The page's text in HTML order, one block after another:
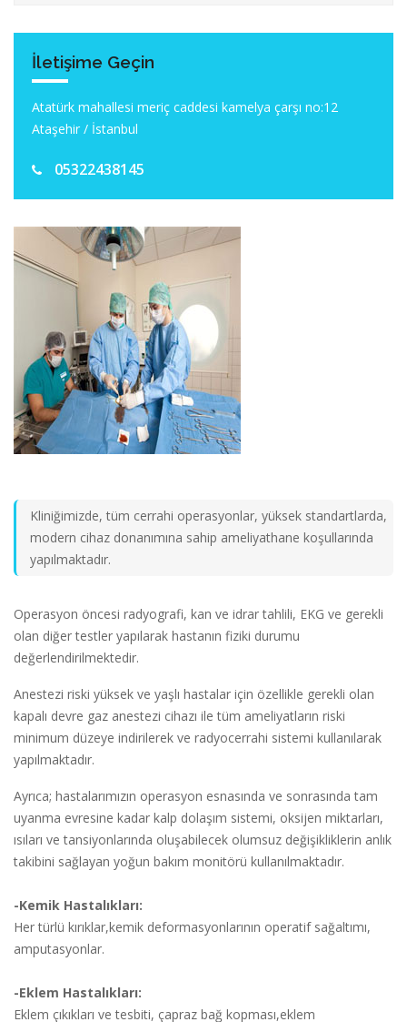
İletişime Geçin
Atatürk mahallesi meriç caddesi kamelya çarşı no:12
Ataşehir / İstanbul
05322438145
Kliniğimizde, tüm cerrahi operasyonlar, yüksek standartlarda,
modern cihaz donanımına sahip ameliyathane koşullarında
yapılmaktadır.
Operasyon öncesi radyografi, kan ve idrar tahlili, EKG ve gerekli
olan diğer testler yapılarak hastanın fiziki durumu
değerlendirilmektedir.
Anestezi riski yüksek ve yaşlı hastalar için özellikle gerekli olan
kapalı devre gaz anestezi cihazı ile tüm ameliyatların riski
minimum düzeye indirilerek ve radyocerrahi sistemi kullanılarak
yapılmaktadır.
Ayrıca; hastalarımızın operasyon esnasında ve sonrasında tam
uyanma evresine kadar kalp dolaşım sistemi, oksijen miktarları,
ısıları ve tansiyonlarında oluşabilecek olumsuz değişikliklerin anlık
takibini sağlayan yoğun bakım monitörü kullanılmaktadır.
-Kemik Hastalıkları:
Her türlü kırıklar,kemik deformasyonlarının operatif sağaltımı,
amputasyonlar.
-Eklem Hastalıkları:
Eklem çıkıkları ve tesbiti, çapraz bağ kopması,eklem